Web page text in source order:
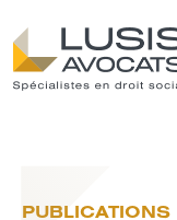
PUBLICATIONS